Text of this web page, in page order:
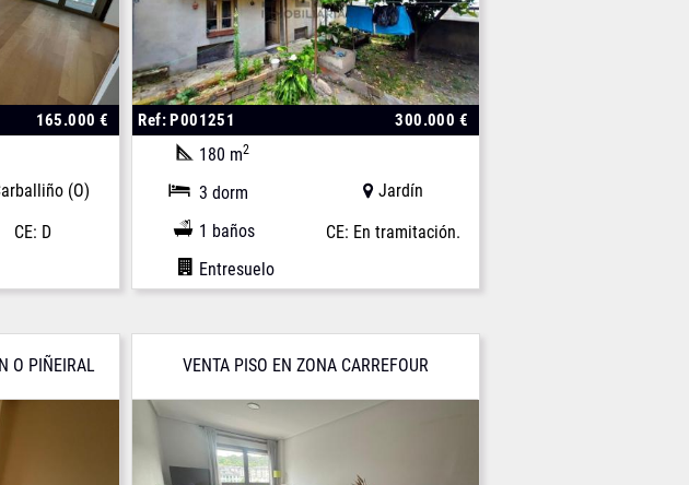
165.000 €
(O)
CE: D
Ref: P001251 300.000 €
180 m2
3 dorm
1 baños
Entresuelo
Jardín
CE: En tramitación.
O PIÑEIRAL VENTA PISO EN ZONA CARREFOUR